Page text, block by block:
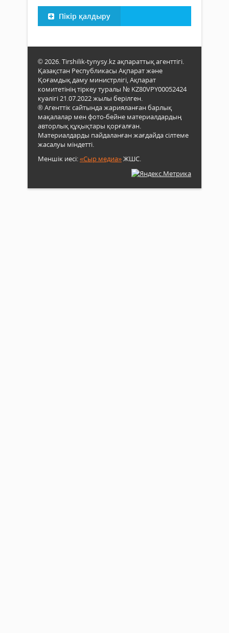
Пікір қалдыру
© 2026. Tirshilik-tynysy.kz ақпараттық агенттігі.
Қазақстан Республикасы Ақпарат және
Қоғамдық даму министрлігі, Ақпарат
комитетінің тіркеу туралы № KZ80VPY00052424
куәлігі 21.07.2022 жылы берілген.
® Агенттік сайтында жарияланған барлық
мақалалар мен фото-бейне материалдардың
авторлық құқықтары қорғалған.
Материалдарды пайдаланған жағдайда сілтеме
жасалуы міндетті.
Меншік иесі:«Сыр медиа»ЖШС.